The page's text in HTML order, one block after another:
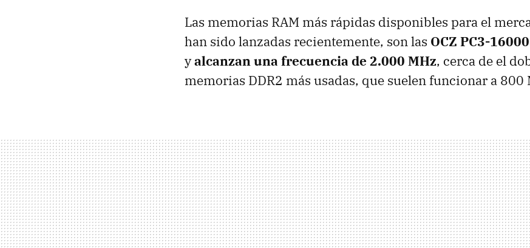
Las memorias RAM más rápidas disponibles para el
han sido lanzadas recientemente, son las OCZ PC3-
yalcanzan una frecuencia de 2.000 MHz, cerca de el
memorias DDR2 más usadas, que suelen funcionar a 800